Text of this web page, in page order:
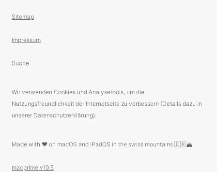
Sitemap
Impressum
Suche
Wir verwenden Cookies und Analysetools, um die
Nutzungsfreundlichkeit der Internetseite zu verbessern (Details dazu in
unserer Datenschutzerklärung).
Made with ❤️ on macOS and iPadOS in the swiss mountains 🇨🇭🏔
macprime v10.5